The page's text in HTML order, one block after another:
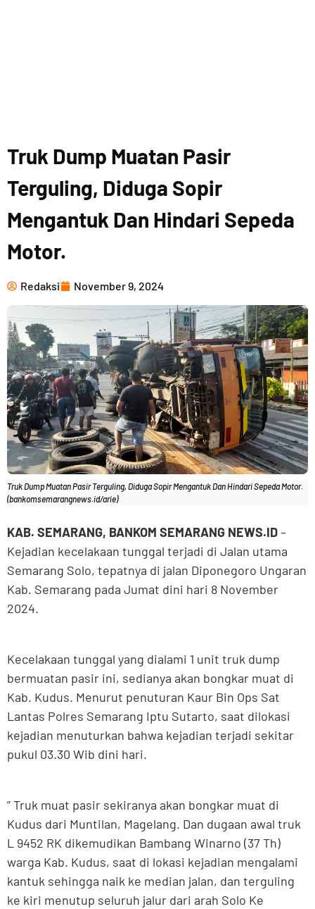
Truk Dump Muatan Pasir
Terguling, Diduga Sopir
Mengantuk Dan Hindari Sepeda
Motor.
Redaksi November 9, 2024
Truk Dump Muatan Pasir Terguling, Diduga Sopir Mengantuk Dan Hindari Sepeda Motor.
(bankomsemarangnews.id/arie)
KAB. SEMARANG, BANKOM SEMARANG NEWS.ID–
Kejadian kecelakaan tunggal terjadi di Jalan utama
Semarang Solo, tepatnya di jalan Diponegoro Ungaran
Kab. Semarang pada Jumat dini hari 8 November
2024.
Kecelakaan tunggal yang dialami 1 unit truk dump
bermuatan pasir ini, sedianya akan bongkar muat di
Kab. Kudus. Menurut penuturan Kaur Bin Ops Sat
Lantas Polres Semarang Iptu Sutarto, saat dilokasi
kejadian menuturkan bahwa kejadian terjadi sekitar
pukul 03.30 Wib dini hari.
” Truk muat pasir sekiranya akan bongkar muat di
Kudus dari Muntilan, Magelang. Dan dugaan awal truk
L 9452 RK dikemudikan Bambang Winarno (37 Th)
warga Kab. Kudus, saat di lokasi kejadian mengalami
kantuk sehingga naik ke median jalan, dan terguling
ke kiri menutup seluruh jalur dari arah Solo Ke